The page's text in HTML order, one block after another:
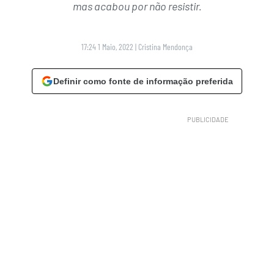
mas acabou por não resistir.
17:24 1 Maio, 2022 | Cristina Mendonça
Definir como fonte de informação preferida